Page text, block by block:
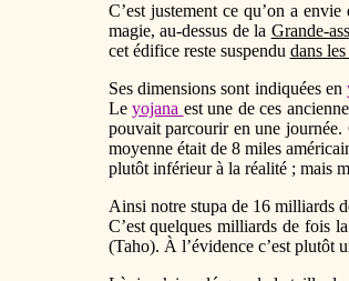
C’est justement ce qu’on a
magie, au-dessus de la Grande-
cet édifice reste suspendu dans
Ses dimensions sont indiquées en
Leyojana est une de ces
pouvait parcourir en une journée.
moyenne était de 8 miles
plutôt inférieur à la réalité ; mais
Ainsi notre stupa de 16 milliards
C’est quelques milliards de fois
(Taho). À l’évidence c’est plutôt